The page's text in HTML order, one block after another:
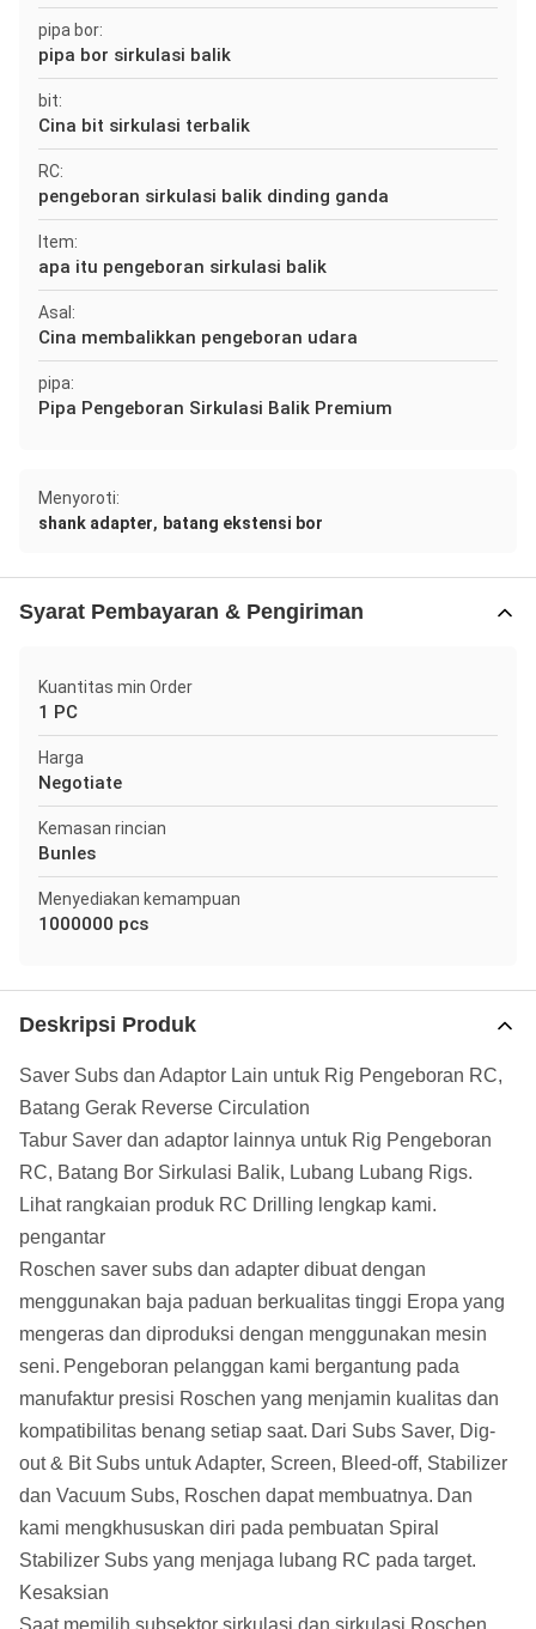
pipa bor:
pipa bor sirkulasi balik
bit:
Cina bit sirkulasi terbalik
RC:
pengeboran sirkulasi balik dinding ganda
Item:
apa itu pengeboran sirkulasi balik
Asal:
Cina membalikkan pengeboran udara
pipa:
Pipa Pengeboran Sirkulasi Balik Premium
Menyoroti:
shank adapter, batang ekstensi bor
Syarat Pembayaran & Pengiriman
Kuantitas min Order
1 PC
Harga
Negotiate
Kemasan rincian
Bunles
Menyediakan kemampuan
1000000 pcs
Deskripsi Produk
Saver Subs dan Adaptor Lain untuk Rig Pengeboran RC,
Batang Gerak Reverse Circulation
Tabur Saver dan adaptor lainnya untuk Rig Pengeboran
RC, Batang Bor Sirkulasi Balik, Lubang Lubang Rigs.
Lihat rangkaian produk RC Drilling lengkap kami.
pengantar
Roschen saver subs dan adapter dibuat dengan
menggunakan baja paduan berkualitas tinggi Eropa yang
mengeras dan diproduksi dengan menggunakan mesin
seni. Pengeboran pelanggan kami bergantung pada
manufaktur presisi Roschen yang menjamin kualitas dan
kompatibilitas benang setiap saat. Dari Subs Saver, Dig-
out & Bit Subs untuk Adapter, Screen, Bleed-off, Stabilizer
dan Vacuum Subs, Roschen dapat membuatnya. Dan
kami mengkhususkan diri pada pembuatan Spiral
Stabilizer Subs yang menjaga lubang RC pada target.
Kesaksian
Saat memilih subsektor sirkulasi dan sirkulasi Roschen